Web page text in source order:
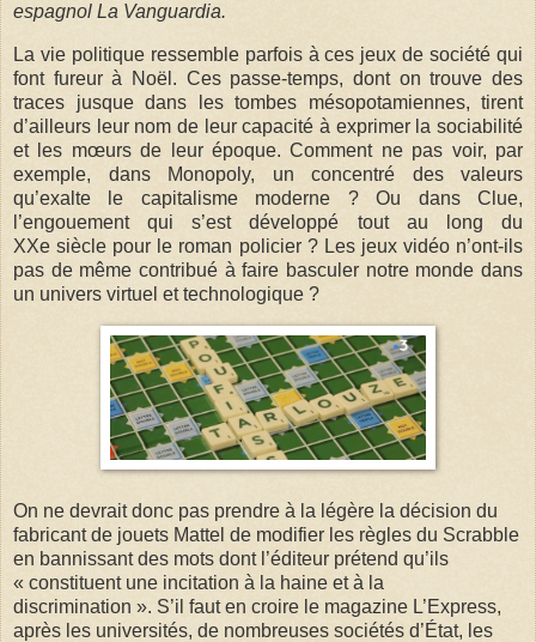
espagnol La Vanguardia.
La vie politique ressemble parfois à ces jeux de société qui
font fureur à Noël. Ces passe-temps, dont on trouve des
traces jusque dans les tombes mésopotamiennes, tirent
d’ailleurs leur nom de leur capacité à exprimer la sociabilité
et les mœurs de leur époque. Comment ne pas voir, par
exemple, dans Monopoly, un concentré des valeurs
qu’exalte le capitalisme moderne ? Ou dans Clue,
l’engouement qui s’est développé tout au long du
XXe siècle pour le roman policier ? Les jeux vidéo n’ont-ils
pas de même contribué à faire basculer notre monde dans
un univers virtuel et technologique ?
On ne devrait donc pas prendre à la légère la décision du
fabricant de jouets Mattel de modifier les règles du Scrabble
en bannissant des mots dont l’éditeur prétend qu’ils
« constituent une incitation à la haine et à la
discrimination ». S’il faut en croire le magazine L’Express,
après les universités, de nombreuses sociétés d’État, les